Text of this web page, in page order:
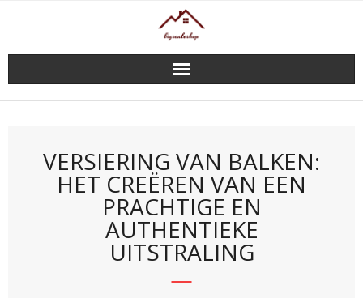
VERSIERING VAN BALKEN:
HET CREËREN VAN EEN
PRACHTIGE EN
AUTHENTIEKE
UITSTRALING